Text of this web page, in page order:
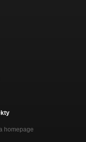
homepage